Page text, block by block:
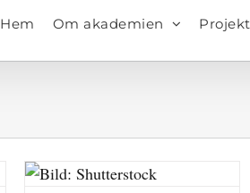
Hem Om akademien Projekt